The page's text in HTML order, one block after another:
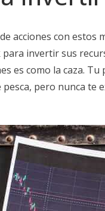
acciones con estos
invertir sus
es como la caza.
pero nunca te